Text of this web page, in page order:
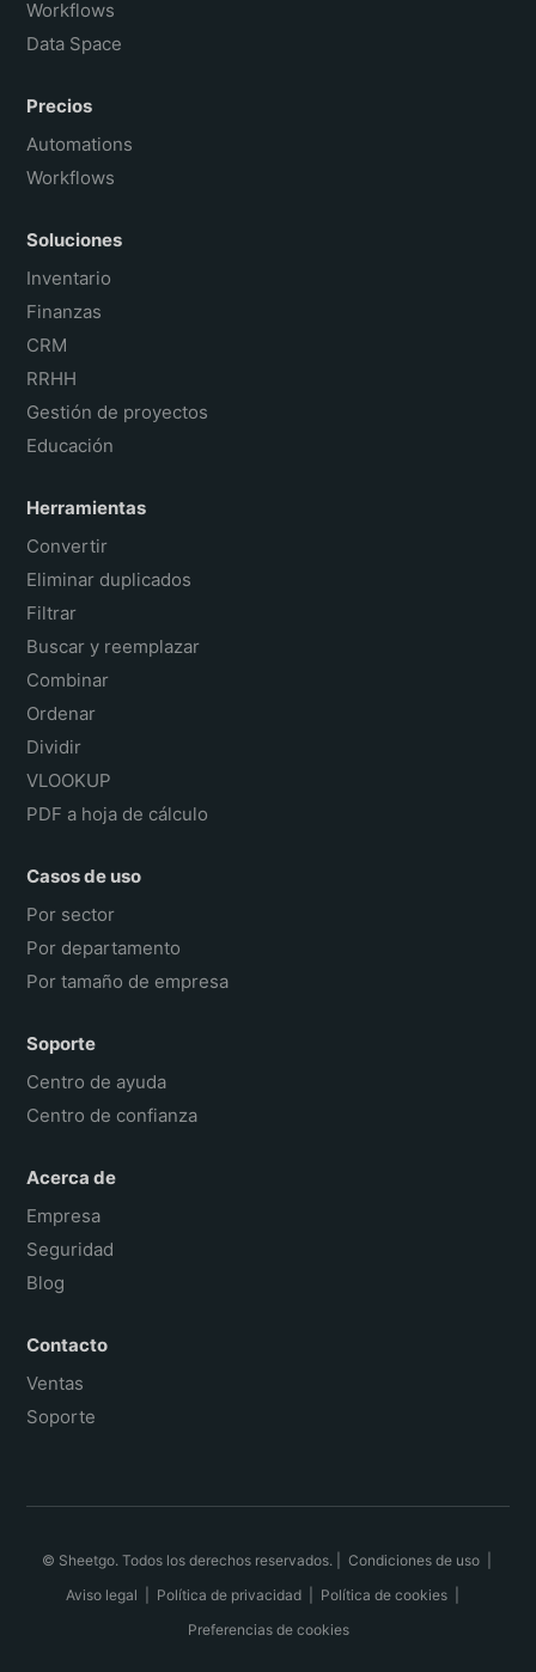
Workflows
Data Space
Precios
Automations
Workflows
Soluciones
Inventario
Finanzas
CRM
RRHH
Gestión de proyectos
Educación
Herramientas
Convertir
Eliminar duplicados
Filtrar
Buscar y reemplazar
Combinar
Ordenar
Dividir
VLOOKUP
PDF a hoja de cálculo
Casos de uso
Por sector
Por departamento
Por tamaño de empresa
Soporte
Centro de ayuda
Centro de confianza
Acerca de
Empresa
Seguridad
Blog
Contacto
Ventas
Soporte
© Sheetgo. Todos los derechos reservados. | Condiciones de uso|
Aviso legal
Política de privacidad Política de cookies
Preferencias de cookies